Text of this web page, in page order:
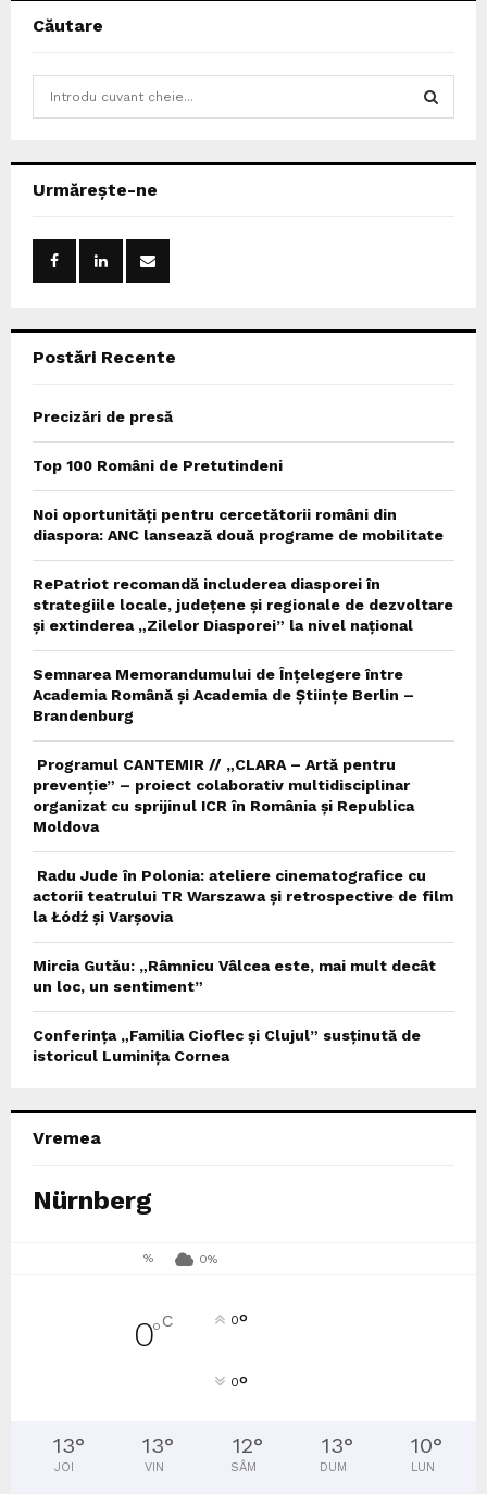
Căutare
h
Urmărește-ne
Postări Recente
Precizări de presă
Top 100 Români de Pretutindeni
Noi oportunități pentru cercetătorii români din
diaspora: ANC lansează două programe de mobilitate
RePatriot recomandă includerea diasporei în
strategiile locale, județene și regionale de dezvoltare
și extinderea „Zilelor Diasporei” la nivel național
Semnarea Memorandumului de Înțelegere între
Academia Română și Academia de Științe Berlin –
Brandenburg
Programul CANTEMIR // „CLARA – Artă pentru
prevenție” – proiect colaborativ multidisciplinar
organizat cu sprijinul ICR în România și Republica
Moldova
Radu Jude în Polonia: ateliere cinematografice cu
actorii teatrului TR Warszawa și retrospective de film
la Łódź și Varșovia
Mircia Gutău: „Râmnicu Vâlcea este, mai mult decât
un loc, un sentiment”
Conferința „Familia Cioflec și Clujul” susținută de
istoricul Luminița Cornea
Vremea
Nürnberg
% 0%
0°C 0°
0°
13°
JOI
13°
VIN
12°
SÂM
13°
DUM
10°
LUN